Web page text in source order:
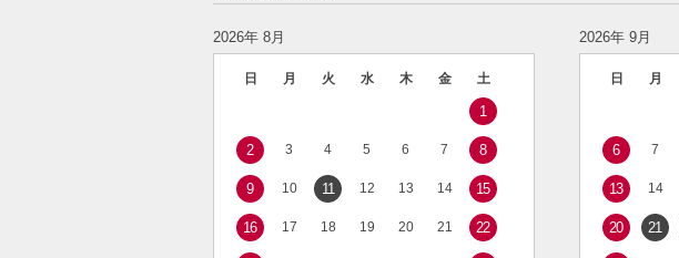
2026年 8月
日 月 火 水 木 金 土
1
2 3 4 5 6 7 8
9 10 11 12 13 14 15
16 17 18 19 20 21 22
2026年 9月
日 月
6 7
13 14
20 21